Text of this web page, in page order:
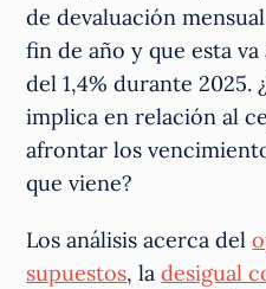
de devaluación
fin de año y que esta
del 1,4% durante 2025.
implica en relación al
afrontar los
que viene?
Los análisis acerca del
supuestos, ladesigual